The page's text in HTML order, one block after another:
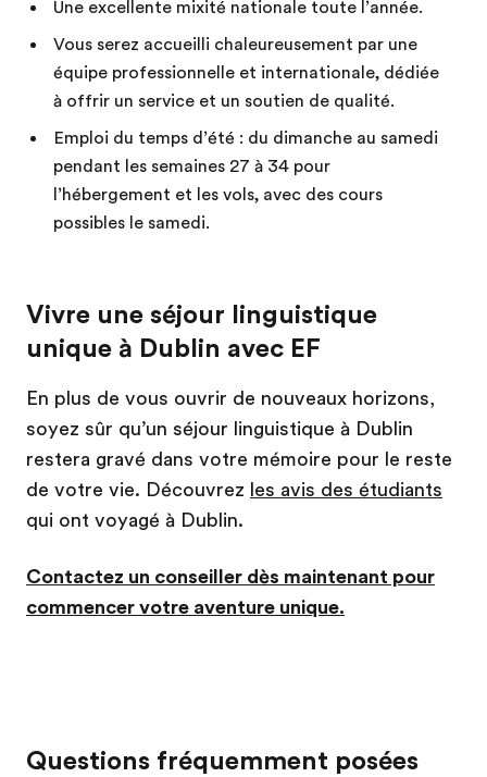
Une excellente mixité nationale toute l’année.
Vous serez accueilli chaleureusement par une
équipe professionnelle et internationale, dédiée
à offrir un service et un soutien de qualité.
Emploi du temps d’été : du dimanche au samedi
pendant les semaines 27 à 34 pour
l’hébergement et les vols, avec des cours
possibles le samedi.
Vivre une séjour linguistique
unique à Dublin avec EF
En plus de vous ouvrir de nouveaux horizons,
soyez sûr qu’un séjour linguistique à Dublin
restera gravé dans votre mémoire pour le reste
de votre vie. Découvrez les avis des étudiants
qui ont voyagé à Dublin.
Contactez un conseiller dès maintenant pour
commencer votre aventure unique.
Questions fréquemment posées